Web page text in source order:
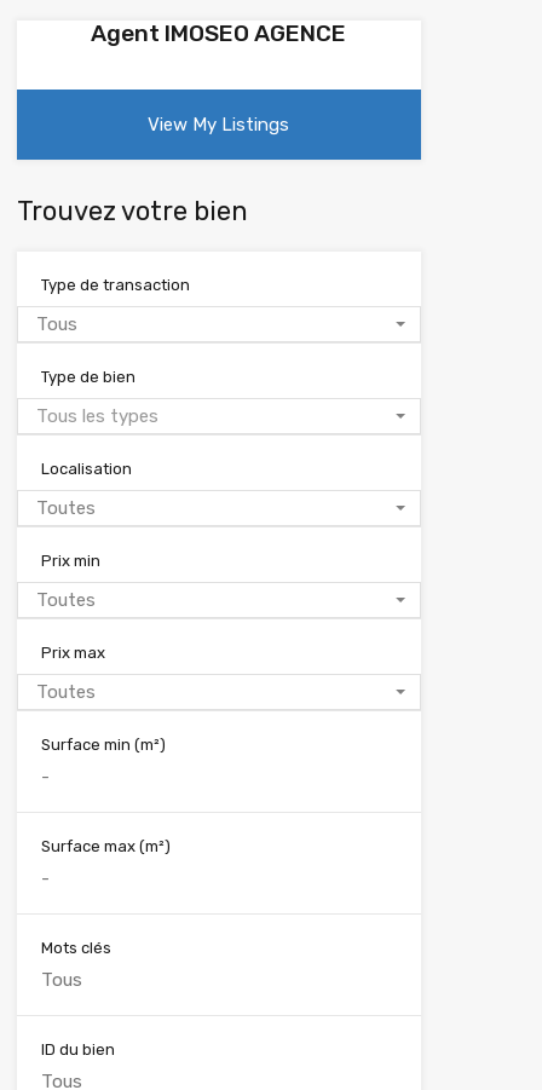
Agent IMOSEO AGENCE
View My Listings
Trouvez votre bien
Type de transaction
Tous
Type de bien
Tous les types
Localisation
Toutes
Prix min
Toutes
Prix max
Toutes
Surface min (m²)
Surface max (m²)
Mots clés
ID du bien